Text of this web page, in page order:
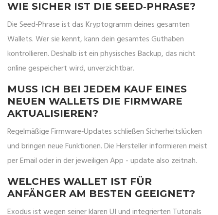
WIE SICHER IST DIE SEED‑PHRASE?
Die Seed‑Phrase ist das Kryptogramm deines gesamten
Wallets. Wer sie kennt, kann dein gesamtes Guthaben
kontrollieren. Deshalb ist ein physisches Backup, das nicht
online gespeichert wird, unverzichtbar.
MUSS ICH BEI JEDEM KAUF EINES
NEUEN WALLETS DIE FIRMWARE
AKTUALISIEREN?
Regelmäßige Firmware‑Updates schließen Sicherheitslücken
und bringen neue Funktionen. Die Hersteller informieren meist
per Email oder in der jeweiligen App - update also zeitnah.
WELCHES WALLET IST FÜR
ANFÄNGER AM BESTEN GEEIGNET?
Exodus ist wegen seiner klaren UI und integrierten Tutorials